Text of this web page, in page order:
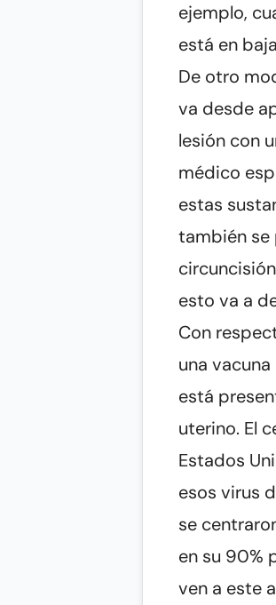
ejemplo,
está en
De otro
va desde
lesión con
médico
estas
también se
esto va a
Con
una
está
uterino. El
Estados
esos virus
se
en su 90%
ven a este